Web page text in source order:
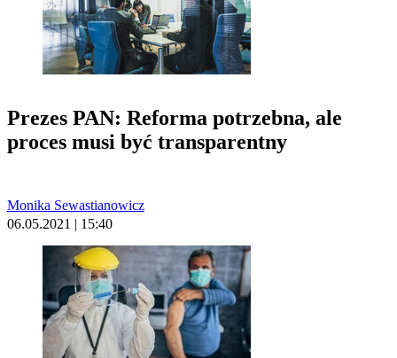
Prezes PAN: Reforma potrzebna, ale
proces musi być transparentny
Monika Sewastianowicz
06.05.2021 | 15:40